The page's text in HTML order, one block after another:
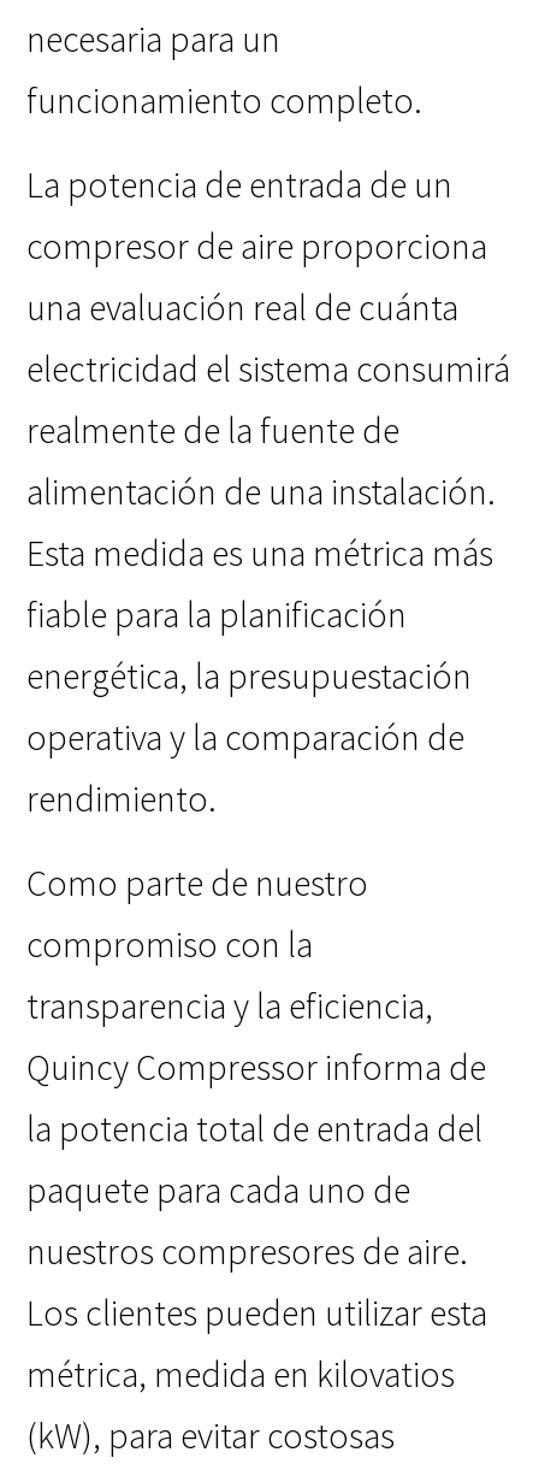
necesaria para un
funcionamiento completo.
La potencia de entrada de un
compresor de aire proporciona
una evaluación real de cuánta
electricidad el sistema consumirá
realmente de la fuente de
alimentación de una instalación.
Esta medida es una métrica más
fiable para la planificación
energética, la presupuestación
operativa y la comparación de
rendimiento.
Como parte de nuestro
compromiso con la
transparencia y la eficiencia,
Quincy Compressor informa de
la potencia total de entrada del
paquete para cada uno de
nuestros compresores de aire.
Los clientes pueden utilizar esta
métrica, medida en kilovatios
(kW), para evitar costosas